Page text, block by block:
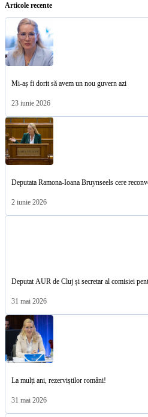
Articole recente
Mi-aș fi dorit să avem un nou guvern azi
23 iunie 2026
Deputata Ramona-Ioana Bruynseels cere
2 iunie 2026
Deputat AUR de Cluj și secretar al comisiei
31 mai 2026
La mulți ani, rezerviștilor români!
31 mai 2026